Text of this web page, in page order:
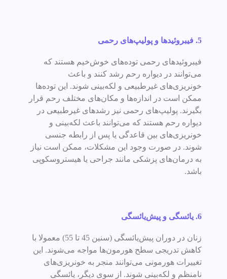
5. فیبروئیدها و پولیپ‌های رحمی
فیبروئیدهای رحمی توده‌های خوش‌خیم هستند که
می‌توانند در دیواره رحم رشد کنند و باعث
خونریزی‌های غیرطبیعی و لکه‌بینی شوند. این توده‌ها
ممکن است در اندازه‌ها و مکان‌های مختلف رحم قرار
بگیرند. پولیپ‌های رحمی نیز رشد‌های غیرطبیعی در
دیواره رحم هستند که می‌توانند باعث لکه‌بینی و
خونریزی‌های بین قاعدگی یا پس از رابطه جنسی
شوند. در صورت وجود این مشکلات، ممکن است نیاز
به درمان‌های پزشکی مانند جراحی یا هیستروسکوپی
باشد.
6. یائسگی و پیش‌یائسگی
زنان در دوران پیش‌یائسگی (سنین 45 تا 55) معمولا با
کاهش تدریجی سطح هورمون‌ها مواجه می‌شوند. این
تغییرات هورمونی می‌توانند منجر به خونریزی‌های
نامنظم و لکه‌بینی شوند. از سوی دیگر، یائسگی